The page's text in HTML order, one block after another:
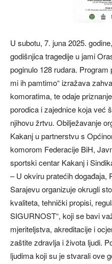
U subotu, 7. juna 2025.
godišnjica tragedije u jami
poginulo 128 rudara.
mi ih pamtimo“ izražava
komoratima, te odaje
porodica i zajednice koja već
njihovu žrtvu. Obilježavanje
Kakanj u partnerstvu s
komorom Federacije BiH,
sportski centar Kakanj i
– U okviru pratećih događaja,
Sarajevu organizuje okrugli
kvaliteta, tehnički propisi,
SIGURNOST“, koji se bavi
mjeriteljstva, akreditacije i
zaštite zdravlja i života ljudi.
ljudima koji su je stvarali ove